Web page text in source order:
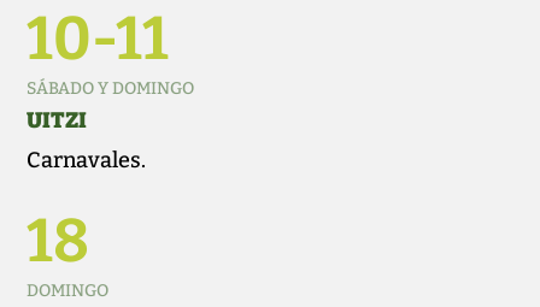
10-11
SÁBADO Y DOMINGO
UITZI
Carnavales.
18
DOMINGO